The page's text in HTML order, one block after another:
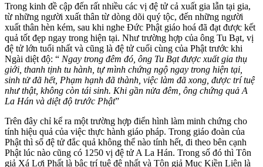
Trong kinh đề cập đến rất nhiều các vị đệ tử cả xuất gia lẫn tại gia,
từ những người xuất thân từ dòng dõi quý tộc, đến những người
xuất thân hèn kém, sau khi nghe Đức Phật giáo hoá đã đạt được kết
quả tốt đẹp ngay trong hiện tại. Như trường hợp của ông Tu Bạt, vị
đệ tử lớn tuổi nhất và cũng là đệ tử cuối cùng của Phật trước khi
Ngài diệt độ: “ Ngay trong đêm đó, ông Tu Bạt được xuất gia thụ
giới, thanh tịnh tu hành, tự mình chứng ngộ ngay trong hiện tại,
sinh tử đã hết, Phạm hạnh đã thành, việc làm đã xong, được trí tuệ
như thật, không còn tái sinh. Khi gần nửa đêm, ông chứng quả A
La Hán và diệt độ trước Phật”
Trên đây chỉ kể ra một trường hợp điển hình làm minh chứng cho
tính hiệu quả của việc thực hành giáo pháp. Trong giáo đoàn của
Phật thì số đệ tử đắc quả không thể nào tính hết, đi theo bên cạnh
Phật lúc nào cũng có 1250 vị đệ tử A La Hán. Trong số đó thì Tôn
giả Xá Lợi Phất là bậc trí tuệ đệ nhất và Tôn giả Mục Kiền Liên là